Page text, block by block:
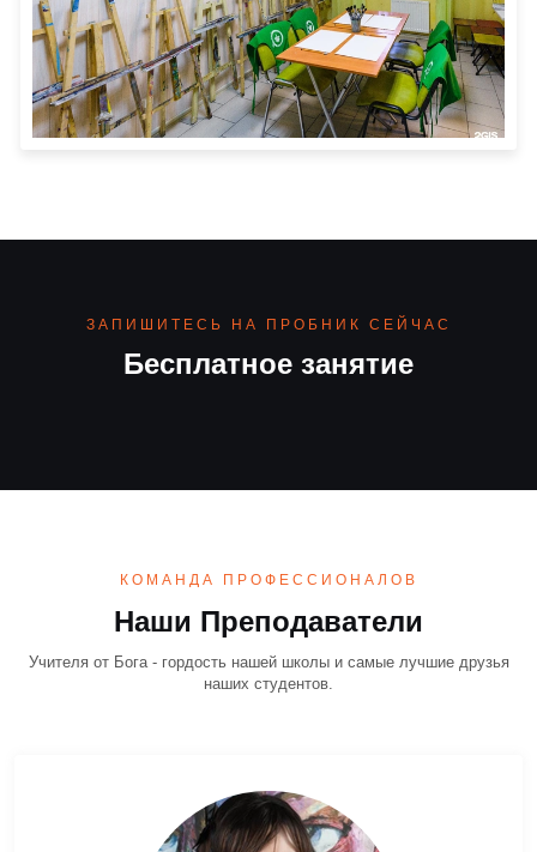
Бесплатное занятие
ЗАПИШИТЕСЬ НА ПРОБНИК СЕЙЧАС
КОМАНДА ПРОФЕССИОНАЛОВ
Наши Преподаватели
Учителя от Бога - гордость нашей школы и самые лучшие друзья
наших студентов.